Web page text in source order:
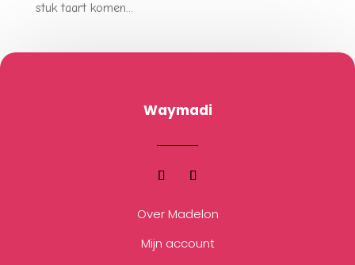
stuk taart komen...
Waymadi
Over Madelon
Mijn account